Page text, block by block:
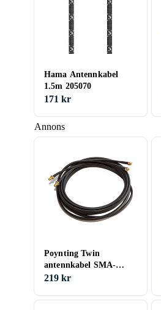
Annons
Hama Antennkabel
1.5m 205070
171 kr
Poynting Twin
antennkabel SMA-
hane/SMA-hona 5 m
219 kr